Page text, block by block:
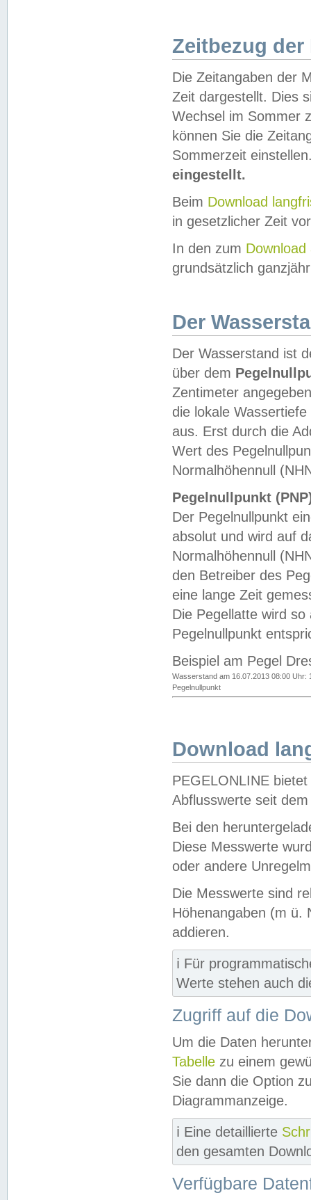
Zeitbezug der
Die Zeitangaben der
Zeit dargestellt. Dies
Wechsel im Sommer
können Sie die
Sommerzeit
eingestellt.
Beim Download
in gesetzlicher Zeit
In den zum Download
grundsätzlich
Der
Der Wasserstand ist
über dem
Zentimeter
die lokale
aus. Erst durch die
Wert des
Normalhöhennull
Pegelnullpunkt
Der Pegelnullpunkt
absolut und wird auf
Normalhöhennull
den Betreiber des
eine lange Zeit
Die Pegellatte wird
Pegelnullpunkt
Beispiel am Pegel
Wasserstand am 16.07.2013 08:00 Uhr:
Pegelnullpunkt
Download
PEGELONLINE
Abflusswerte seit
Bei den
Diese Messwerte
oder andere
Die Messwerte sind
Höhenangaben (m ü.
addieren.
ℹ️ Für
Werte stehen auch
Zugriff auf die
Um die Daten
Tabelle zu einem
Sie dann die Option
Diagrammanzeige.
ℹ️ Eine detaillierte
den gesamten
Verfügbare